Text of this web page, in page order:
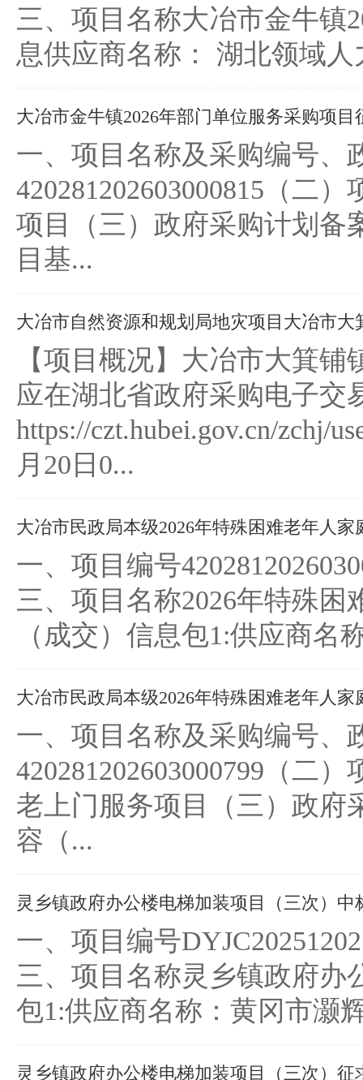
三、项目名称大冶市金牛镇
息供应商名称： 湖北领域
大冶市金牛镇2026年部门单位服务采购项目
一、项目名称及采购编号、
420281202603000815（二
项目（三）政府采购计划备
目基...
大冶市自然资源和规划局地灾项目大冶市大
【项目概况】大冶市大箕
应在湖北省政府采购电子交
https://czt.hubei.gov.cn/zchj/
月20日0...
大冶市民政局本级2026年特殊困难老年人家
一、项目编号
三、项目名称2026年特殊
（成交）信息包1:供应商
大冶市民政局本级2026年特殊困难老年人家
一、项目名称及采购编号、
420281202603000799（二
老上门服务项目（三）政府
容（...
灵乡镇政府办公楼电梯加装项目（三次）中
一、项目编号
三、项目名称灵乡镇政府办
包1:供应商名称：黄冈市灏
灵乡镇政府办公楼电梯加装项目（三次）征